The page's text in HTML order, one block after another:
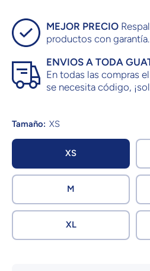
MEJOR PRECIO
productos con garantía.
ENVIOS A TODA
En todas las compras
se necesita código,
Tamaño: XS
XS
M
XL